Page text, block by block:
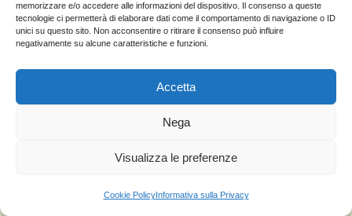
memorizzare e/o accedere alle informazioni del dispositivo. Il consenso a queste
tecnologie ci permetterà di elaborare dati come il comportamento di navigazione o ID
unici su questo sito. Non acconsentire o ritirare il consenso può influire
negativamente su alcune caratteristiche e funzioni.
Accetta
Nega
Visualizza le preferenze
Cookie PolicyInformativa sulla Privacy
COME SILENZIARE MOTORE
VISUALIZZA »